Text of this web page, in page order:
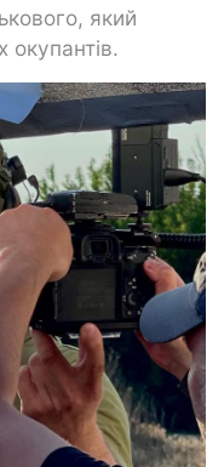
який
окупантів.